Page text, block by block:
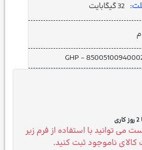
32 گیگابایت
GHP -
می توانید با استفاده از فرم زیر
ناموجود ثبت کنید.